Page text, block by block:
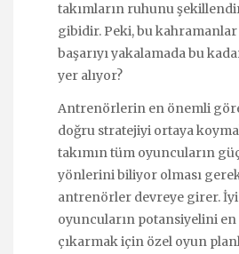
takımların ruhunu
gibidir. Peki, bu kahramanlar
başarıyı yakalamada bu
yer alıyor?
Antrenörlerin en önemli
doğru stratejiyi ortaya
takımın tüm oyuncuların
yönlerini biliyor olması
antrenörler devreye girer.
oyuncuların potansiyelini en
çıkarmak için özel oyun